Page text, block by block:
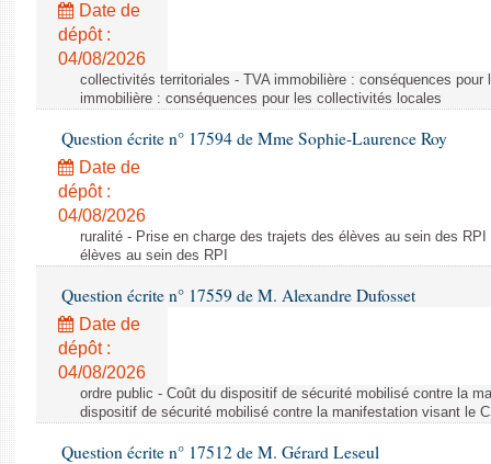
Date de
dépôt :
04/08/2026
collectivités territoriales - TVA immobilière : conséquences
immobilière : conséquences pour les collectivités locales
Question écrite n° 17594 de Mme Sophie-Laurence Roy
Date de
dépôt :
04/08/2026
ruralité - Prise en charge des trajets des élèves au sein des
élèves au sein des RPI
Question écrite n° 17559 de M. Alexandre Dufosset
Date de
dépôt :
04/08/2026
ordre public - Coût du dispositif de sécurité mobilisé contre la
dispositif de sécurité mobilisé contre la manifestation visant le
Question écrite n° 17512 de M. Gérard Leseul